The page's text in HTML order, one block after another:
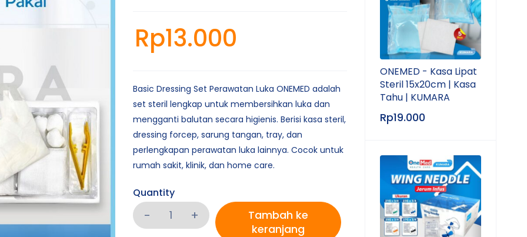
Rp13.000
Basic Dressing Set Perawatan Luka ONEMED adalah
set steril lengkap untuk membersihkan luka dan
mengganti balutan secara higienis. Berisi kasa steril,
dressing forcep, sarung tangan, tray, dan
perlengkapan perawatan luka lainnya. Cocok untuk
rumah sakit, klinik, dan home care.
Quantity
Tambah ke
keranjang
ONEMED - Kasa Lipat
Steril 15x20cm | Kasa
Tahu | KUMARA
Rp19.000